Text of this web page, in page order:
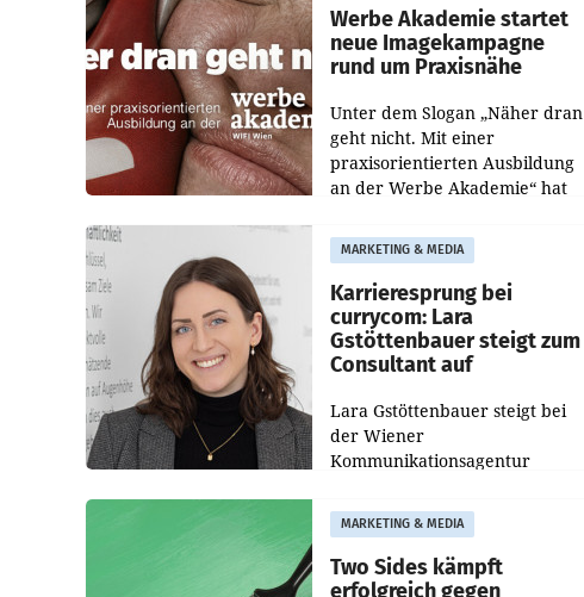
Politiker Österreichs die
Werbe Akademie startet
neue Imagekampagne
rund um Praxisnähe
Unter dem Slogan „Näher dran
geht nicht. Mit einer
praxisorientierten Ausbildung
an der Werbe Akademie“ hat
WIFI Wien eine neue
Imagekampagne gestartet.
MARKETING & MEDIA
Karrieresprung bei
currycom: Lara
Gstöttenbauer steigt zum
Consultant auf
Lara Gstöttenbauer steigt bei
der Wiener
Kommunikationsagentur
partners zum Consultant auf.
Die 27-jährige Beraterin
betreut Kundinnen und
Kunden in den Bereichen
MARKETING & MEDIA
Two Sides kämpft
erfolgreich gegen